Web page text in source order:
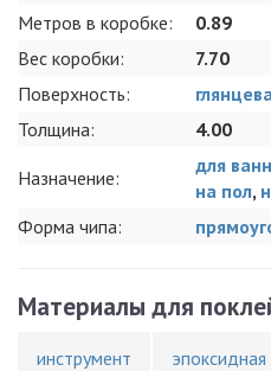
Метров в коробке:
0.89
Вес коробки:
7.70
Поверхность:
Толщина:
4.00
Назначение:
для
на пол,
Форма чипа:
Материалы для
инструмент эпоксидная